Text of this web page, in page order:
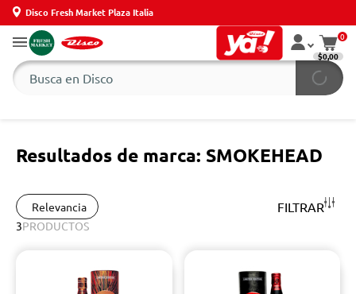
Disco Fresh Market Plaza Italia
0
$0,00
Resultados de marca: SMOKEHEAD
Relevancia FILTRAR
3PRODUCTOS